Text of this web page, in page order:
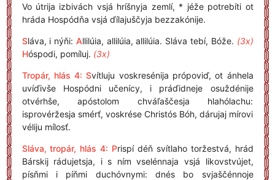
Vo útrija izbivách vsjá hríšnyja zemlí, * jéže potrebíti ot
hráda Hospódňa vsjá ďílajuščyja bezzakónije.
Sláva, i nýňi: Allilúia, allilúia, allilúia. Sláva tebí, Bóže. (3x)
Hóspodi, pomíluj. (3x)
Tropár, hlás 4: Svítluju voskresénija própoviď, ot ánhela
uvíďivše Hospódni učenícy, i práďidneje osuždénije
otvérhše, apóstolom chváľaščesja hlahólachu:
isprovéržesja smérť, voskrése Christós Bóh, dárujaj mírovi
véliju mílosť.
Sláva, tropár, hlás 4: Prispí déň svítlaho toržestvá, hrád
Bárskij rádujetsja, i s ním vselénnaja vsjá likovstvújet,
písňmi i píňmi duchóvnymi: dnés bo svjaščénnoje